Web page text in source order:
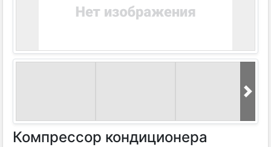
Компрессор кондиционера